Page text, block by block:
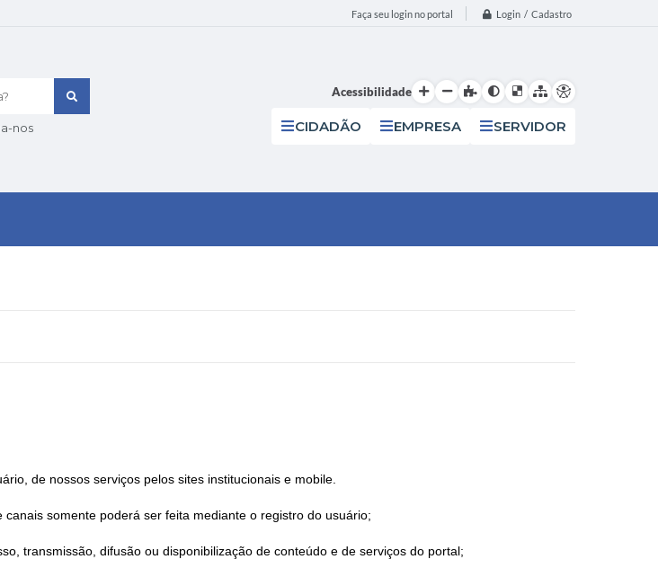
Faça seu login no portal Login / Cadastro
nos
Acessibilidade
CIDADÃO EMPRESA SERVIDOR
de nossos serviços pelos sites institucionais e mobile.
somente poderá ser feita mediante o registro do usuário;
transmissão, difusão ou disponibilização de conteúdo e de serviços do portal;